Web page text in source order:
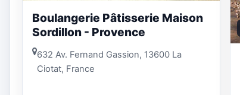
Boulangerie Pâtisserie Maison
Sordillon - Provence
632 Av. Fernand Gassion, 13600 La
Ciotat, France